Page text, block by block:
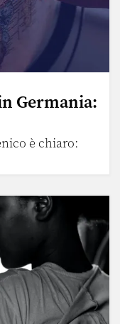
Germania:
è chiaro: